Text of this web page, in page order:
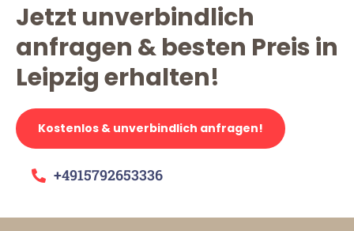
Jetzt unverbindlich
anfragen & besten Preis in
Leipzig erhalten!
Kostenlos & unverbindlich anfragen!
+4915792653336